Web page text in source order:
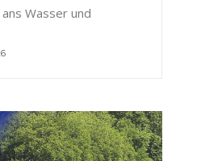
Wasser und